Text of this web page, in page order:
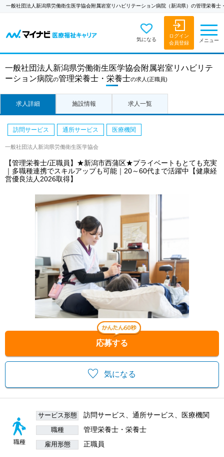
一般社団法人新潟県労働衛生医学協会附属岩室リハビリテーション病院（新潟県）の管理栄養士
気になる
ログイン
会員登録
メニュー
一般社団法人新潟県労働衛生医学協会附属岩室リハビリテ
ーション病院の管理栄養士・栄養士の求人 (正職員)
求人詳細 施設情報 求人一覧
気になる
応募する
訪問サービス 通所サービス 医療機関
一般社団法人新潟県労働衛生医学協会
【管理栄養士/正職員】★新潟市西蒲区★プライベートもとても充実
｜多職種連携でスキルアップも可能｜20～60代まで活躍中【健康経
営優良法人2026取得】
職種
サービス形態 訪問サービス、通所サービス、医療機関
職種 管理栄養士・栄養士
雇用形態 正職員